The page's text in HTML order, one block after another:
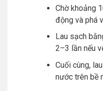
Chờ khoảng
động và phá
Lau sạch
2–3 lần nếu
Cuối cùng,
nước trên bề